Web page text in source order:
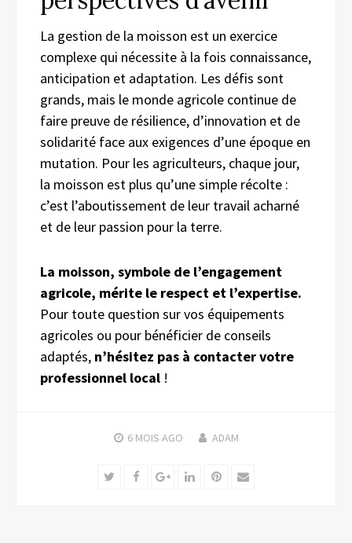
La gestion de la moisson est un exercice
complexe qui nécessite à la fois connaissance,
anticipation et adaptation. Les défis sont
grands, mais le monde agricole continue de
faire preuve de résilience, d’innovation et de
solidarité face aux exigences d’une époque en
mutation. Pour les agriculteurs, chaque jour,
la moisson est plus qu’une simple récolte :
c’est l’aboutissement de leur travail acharné
et de leur passion pour la terre.
La moisson, symbole de l’engagement
agricole, mérite le respect et l’expertise.
Pour toute question sur vos équipements
agricoles ou pour bénéficier de conseils
adaptés, n’hésitez pas à contacter votre
professionnel local !
6 MOIS AGO ADAM
TwitterFacebookGoogle+LinkedInPinterest
Email